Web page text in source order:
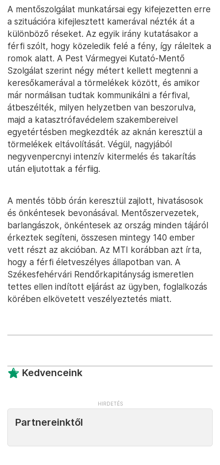
A mentőszolgálat munkatársai egy kifejezetten erre
a szituációra kifejlesztett kamerával nézték át a
különböző réseket. Az egyik irány kutatásakor a
férfi szólt, hogy közeledik felé a fény, így ráleltek a
romok alatt. A Pest Vármegyei Kutató-Mentő
Szolgálat szerint négy métert kellett megtenni a
keresőkamerával a törmelékek között, és amikor
már normálisan tudtak kommunikálni a férfival,
átbeszélték, milyen helyzetben van beszorulva,
majd a katasztrófavédelem szakembereivel
egyetértésben megkezdték az aknán keresztül a
törmelékek eltávolítását. Végül, nagyjából
negyvenpercnyi intenzív kitermelés és takarítás
után eljutottak a férfiig.
A mentés több órán keresztül zajlott, hivatásosok
és önkéntesek bevonásával. Mentőszervezetek,
barlangászok, önkéntesek az ország minden tájáról
érkeztek segíteni, összesen mintegy 140 ember
vett részt az akcióban. Az MTI korábban azt írta,
hogy a férfi életveszélyes állapotban van. A
Székesfehérvári Rendőrkapitányság ismeretlen
tettes ellen indított eljárást az ügyben, foglalkozás
körében elkövetett veszélyeztetés miatt.
Kedvenceink
Partnereinktől